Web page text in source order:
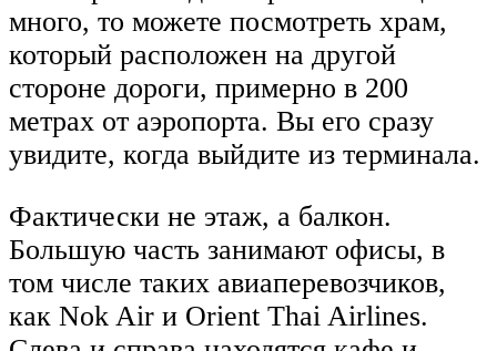
много, то можете посмотреть храм,
который расположен на другой
стороне дороги, примерно в 200
метрах от аэропорта. Вы его сразу
увидите, когда выйдите из терминала.
Фактически не этаж, а балкон.
Большую часть занимают офисы, в
том числе таких авиаперевозчиков,
как Nok Air и Orient Thai Airlines.